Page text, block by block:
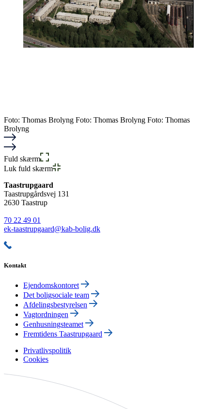
Foto: Thomas Brolyng Foto: Thomas Brolyng Foto: Thomas
Brolyng
Fuld skærm
Luk fuld skærm
Taastrupgaard
Taastrupgårdsvej 131
2630 Taastrup
70 22 49 01
ek-taastrupgaard@kab-bolig.dk
Kontakt
Ejendomskontoret
Det boligsociale team
Afdelingsbestyrelsen
Vagtordningen
Genhusningsteamet
Fremtidens Taastrupgaard
Privatlivspolitik
Cookies